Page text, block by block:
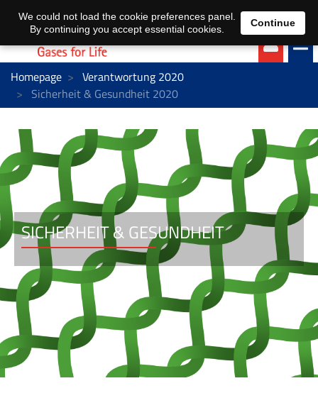
EN DE
Homepage
Verantwortung 2020
Sicherheit & Gesundheit 2020
SICHERHEIT & GESUNDHEIT
We could not load the cookie preferences panel.
By continuing you accept essential cookies.
Continue